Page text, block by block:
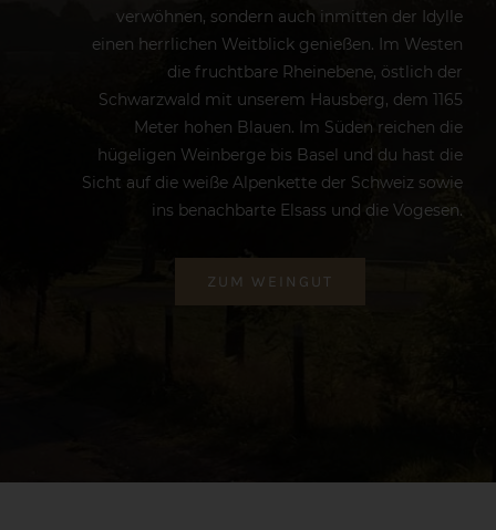
verwöhnen, sondern auch inmitten der Idylle
einen herrlichen Weitblick genießen. Im Westen
die fruchtbare Rheinebene, östlich der
Schwarzwald mit unserem Hausberg, dem 1165
Meter hohen Blauen. Im Süden reichen die
hügeligen Weinberge bis Basel und du hast die
Sicht auf die weiße Alpenkette der Schweiz sowie
ins benachbarte Elsass und die Vogesen.
ZUM WEINGUT